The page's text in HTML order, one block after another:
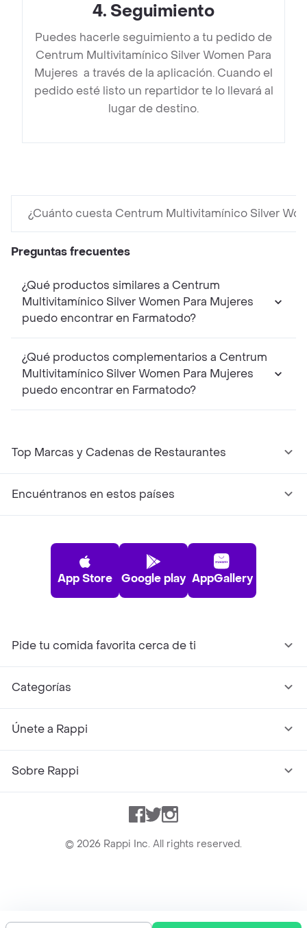
4. Seguimiento
Puedes hacerle seguimiento a tu pedido de
Centrum Multivitamínico Silver Women Para
Mujeres a través de la aplicación. Cuando el
pedido esté listo un repartidor te lo llevará al
lugar de destino.
¿Cuánto cuesta Centrum Multivitamínico Silver
Preguntas frecuentes
¿Qué productos similares a Centrum
Multivitamínico Silver Women Para Mujeres
puedo encontrar en Farmatodo?
¿Qué productos complementarios a Centrum
Multivitamínico Silver Women Para Mujeres
puedo encontrar en Farmatodo?
Top Marcas y Cadenas de Restaurantes
Encuéntranos en estos países
App Store Google play AppGallery
Pide tu comida favorita cerca de ti
Categorías
Únete a Rappi
Sobre Rappi
Facebook
TwitterInstagram
© 2026 Rappi Inc. All rights reserved.